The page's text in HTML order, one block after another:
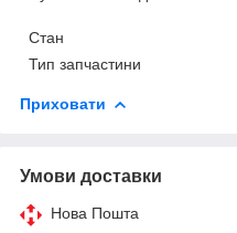
Стан
Тип запчастини
Приховати
Умови доставки
Нова Пошта